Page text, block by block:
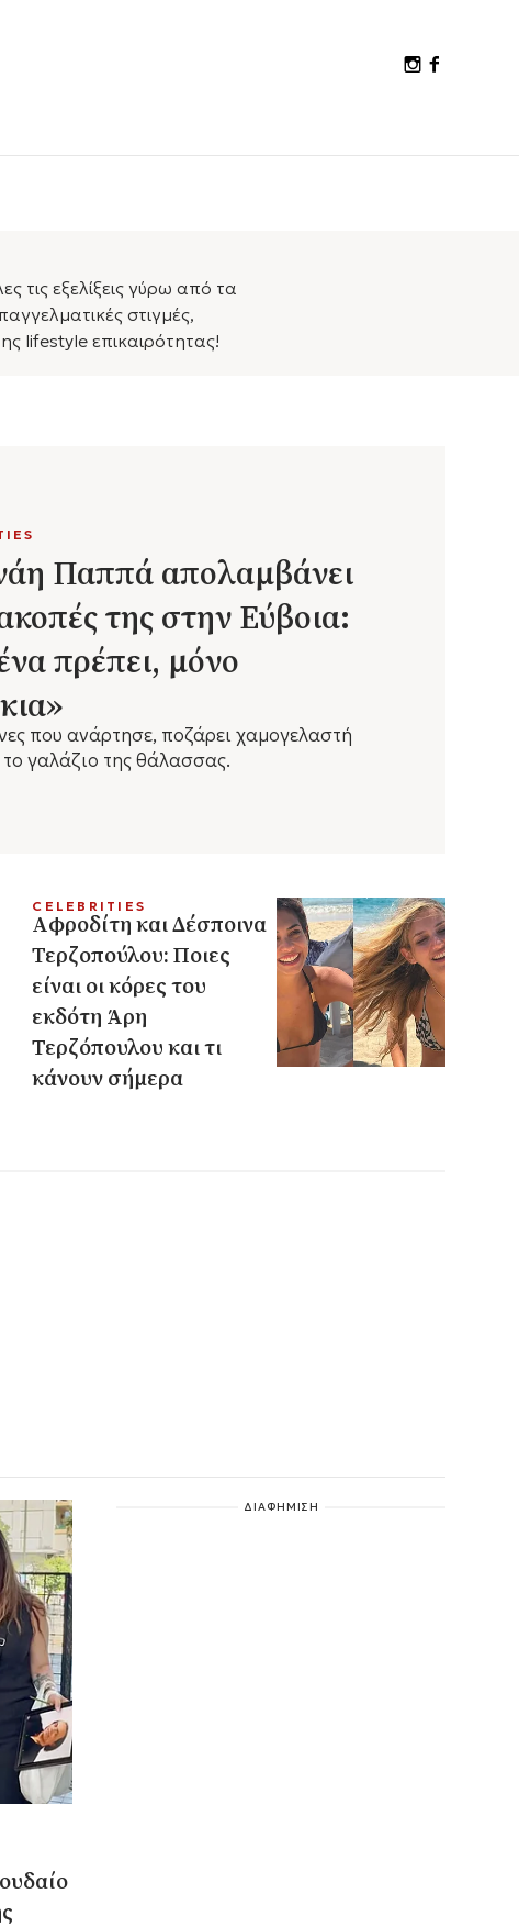
τις εξελίξεις γύρω από τα
στιγμές,
lifestyle επικαιρότητας!
Παππά απολαμβάνει
της στην Εύβοια:
πρέπει, μόνο
που ανάρτησε, ποζάρει χαμογελαστή
γαλάζιο της θάλασσας.
CELEBRITIES
Αφροδίτη και Δέσποινα
Τερζοπούλου: Ποιες
είναι οι κόρες του
εκδότη Άρη
Τερζόπουλου και τι
κάνουν σήμερα
ΔΙΑΦΗΜΙΣΗ